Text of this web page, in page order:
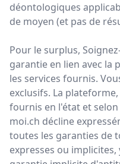
déontologiques
de moyen (et pas de
Pour le surplus,
garantie en lien avec la
les services fournis.
exclusifs. La
fournis en l'état et
moi.ch décline
toutes les garanties de
expresses ou